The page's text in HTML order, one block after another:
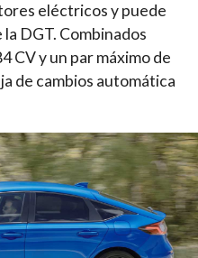
eléctricos y puede
DGT. Combinados
CV y un par máximo de
de cambios automática